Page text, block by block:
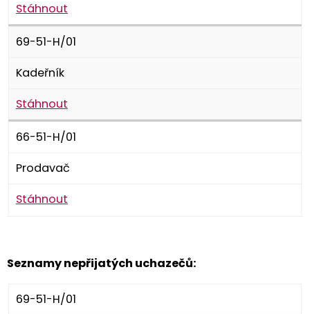
Stáhnout
69-51-H/01
Kadeřník
Stáhnout
66-51-H/01
Prodavač
Stáhnout
Seznamy nepřijatých uchazečů:
69-51-H/01